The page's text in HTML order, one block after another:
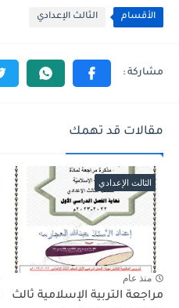
الأقسام الثالث الإعدادي
مقالات قد تهمك
الثالث الإعدادي
منذ عام
مراجعة التربية الإسلامية ثالث